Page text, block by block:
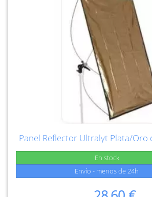
Panel Reflector Ultralyt Plata/Oro
En stock
Envío - menos de 24h